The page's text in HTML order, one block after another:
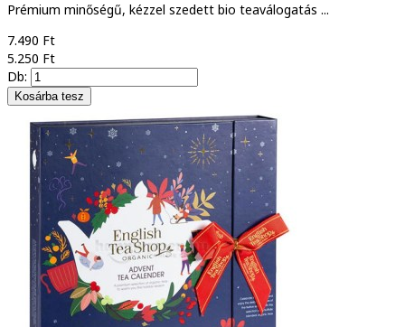
Prémium minőségű, kézzel szedett bio teaválogatás ...
7.490 Ft
5.250 Ft
Db: